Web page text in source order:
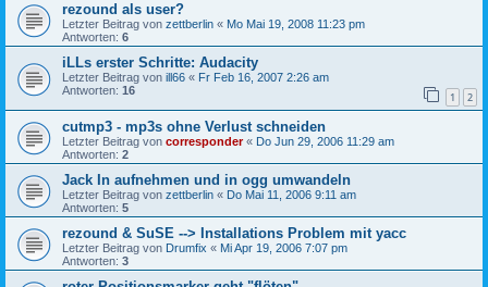
rezound als user?
Letzter Beitrag von zettberlin « Mo Mai 19, 2008 11:23 pm
Antworten: 6
iLLs erster Schritte: Audacity
Letzter Beitrag von ill66 « Fr Feb 16, 2007 2:26 am
Antworten: 16 1 2
cutmp3 - mp3s ohne Verlust schneiden
Letzter Beitrag von corresponder« Do Jun 29, 2006 11:29 am
Antworten: 2
Jack In aufnehmen und in ogg umwandeln
Letzter Beitrag von zettberlin « Do Mai 11, 2006 9:11 am
Antworten: 5
rezound & SuSE --> Installations Problem mit yacc
Letzter Beitrag von Drumfix « Mi Apr 19, 2006 7:07 pm
Antworten: 3